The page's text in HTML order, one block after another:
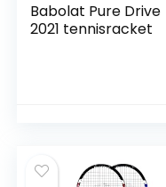
Babolat Pure Drive
2021 tennisracket